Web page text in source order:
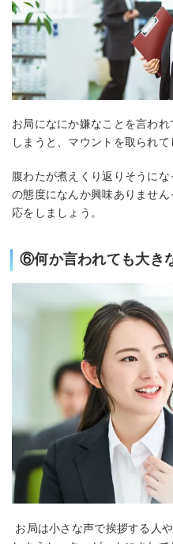
お局になにか嫌なことを言わ
しまうと、マウントを取られて
腹わたが煮えくり返りそうに
の態度になんか興味ありませ
応をしましょう。
⑥何か言われても大き
お局は小さな声で挨拶する人